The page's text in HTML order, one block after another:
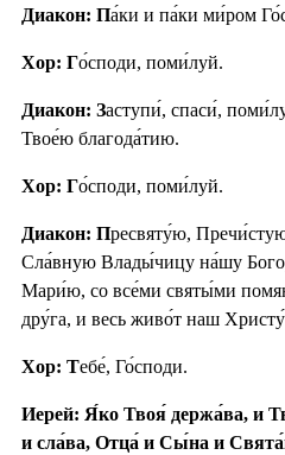
Диакон: Па́ки и па́ки ми́ром
Хор: Го́споди, поми́луй.
Диакон: Заступи́, спаси́,
Твое́ю благода́тию.
Хор: Го́споди, поми́луй.
Диакон: Пресвяту́ю,
Сла́вную Влады́чицу на́шу
Мари́ю, со все́ми святы́ми
дру́га, и весь живо́т наш
Хор: Тебе́, Го́споди.
Иерей: Я́ко Твоя́ держа́ва, и
и сла́ва, Отца́ и Сы́на и